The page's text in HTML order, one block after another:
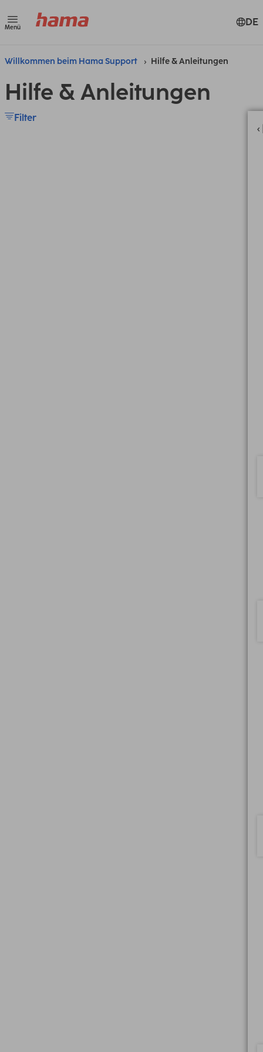
Menü DE
Willkommen beim Hama Support Hilfe & Anleitungen
Hilfe & Anleitungen
Filter